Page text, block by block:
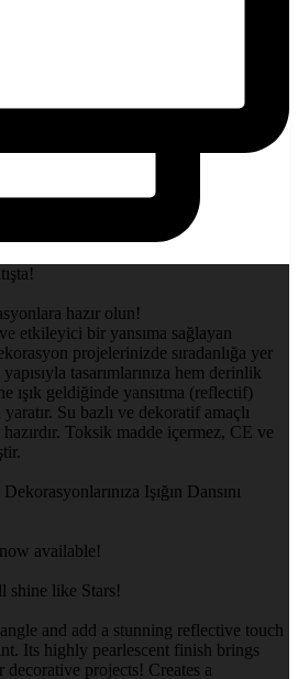
hazır olun!
etkileyici bir yansıma sağlayan
projelerinizde sıradanlığa yer
tasarımlarınıza hem derinlik
ışık geldiğinde yansıtma (reflectif)
Su bazlı ve dekoratif amaçlı
Toksik madde içermez, CE ve
Işığın Dansını
available!
shine like Stars!
and add a stunning reflective touch
Its highly pearlescent finish brings
projects! Creates a